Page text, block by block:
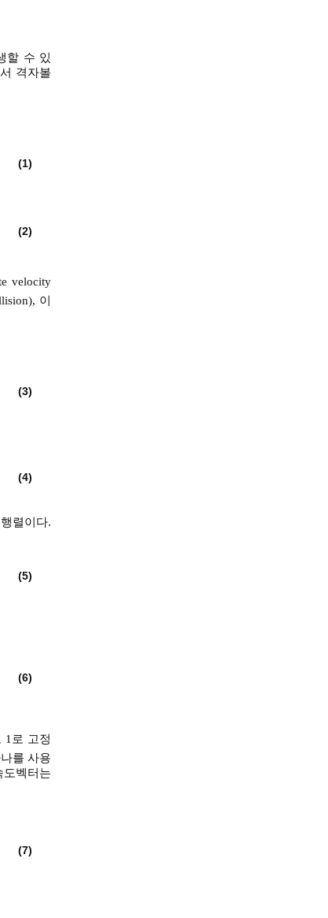
할 수 있
격자볼
(1)
(2)
velocity
이
(3)
(4)
렬이다.
(5)
(6)
1로 고정
를 사용
도벡터는
(7)